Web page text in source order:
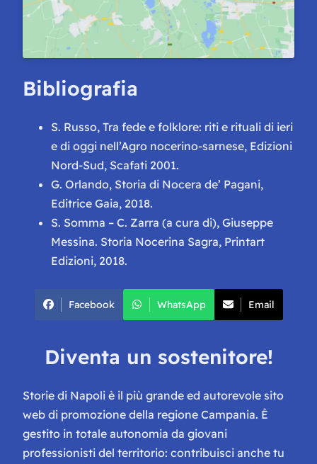
Bibliografia
S. Russo, Tra fede e folklore: riti e rituali di ieri
e di oggi nell’Agro nocerino-sarnese, Edizioni
Nord-Sud, Scafati 2001.
G. Orlando, Storia di Nocera de’ Pagani,
Editrice Gaia, 2018.
S. Somma – C. Zarra (a cura di), Giuseppe
Messina. Storia Nocerina Sagra, Printart
Edizioni, 2018.
Facebook WhatsApp Email
Diventa un sostenitore!
Storie di Napoli è il più grande ed autorevole sito
web di promozione della regione Campania. È
gestito in totale autonomia da giovani
professionisti del territorio: contribuisci anche tu